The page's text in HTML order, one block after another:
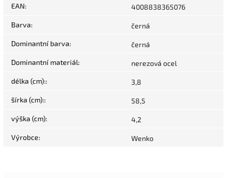
EAN: 4008838365076
Barva: černá
Dominantní barva: černá
Dominantní materiál: nerezová ocel
délka (cm):: 3,8
šírka (cm):: 58,5
výška (cm): 4,2
Výrobce: Wenko